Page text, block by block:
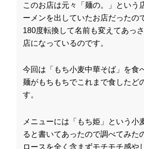
このお店は元々「麺の。」という
ーメンを出していたお店だったの
180度転換して名前も変えてあっ
店になっているのです。
今回は「もち小麦中華そば」を食
麺がもちもちでこれまで食したど
す。
メニューには「もち姫」という小
ると書いてあったので調べてみた
ロースを全く含まずモチモチ感や